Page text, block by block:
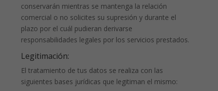
conservarán mientras se mantenga la relación
comercial o no solicites su supresión y durante el
plazo por el cuál pudieran derivarse
responsabilidades legales por los servicios prestados.
Legitimación:
El tratamiento de tus datos se realiza con las
siguientes bases jurídicas que legitiman el mismo: